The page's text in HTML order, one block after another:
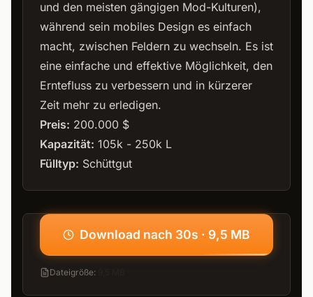
und den meisten gängigen Mod-Kulturen),
während sein mobiles Design es einfach
macht, zwischen Feldern zu wechseln. Es ist
eine einfache und effektive Möglichkeit, den
Erntefluss zu verbessern und in kürzerer
Zeit mehr zu erledigen.
Preis: 200.000 $
Kapazität: 105k - 250k L
Fülltyp: Schüttgut
Download nach 30s · 9,5 MB
Dateigröße: